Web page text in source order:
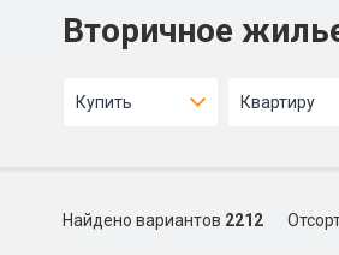
Вторичное
Купить Квартиру
Найдено вариантов 2212